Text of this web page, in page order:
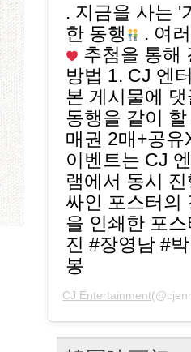
. 지금을 사는 '
한 동행
. 여
추첨을 통해
방법 1. CJ 엔
본 게시물에 댓
동행을 같이
매권 2매+공
이벤트는 CJ
램에서 동시
싸인 포스터의
을 인쇄한 포
진 #장영남 #
봉
CJ Entertainment